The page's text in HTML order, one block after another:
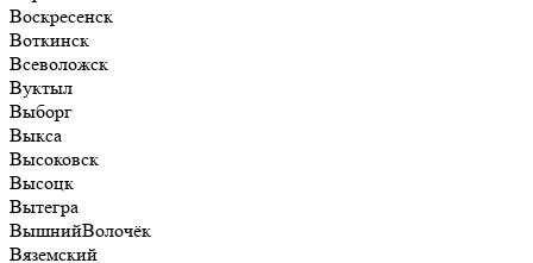
Воскресенск
Воткинск
Всеволожск
Вуктыл
Выборг
Выкса
Высоковск
Высоцк
Вытегра
ВышнийВолочёк
Вяземский